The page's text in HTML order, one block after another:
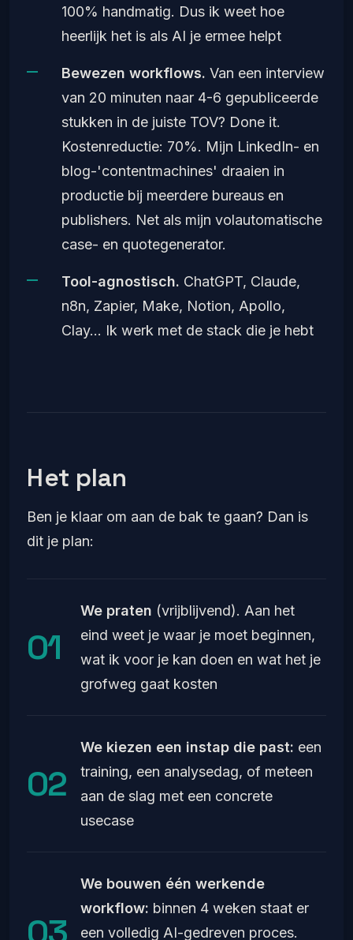
100% handmatig. Dus ik weet hoe
heerlijk het is als AI je ermee helpt
Bewezen workflows.Van een interview
van 20 minuten naar 4-6 gepubliceerde
stukken in de juiste TOV? Done it.
Kostenreductie: 70%. Mijn LinkedIn- en
blog-'contentmachines' draaien in
productie bij meerdere bureaus en
publishers. Net als mijn volautomatische
case- en quotegenerator.
Tool-agnostisch. ChatGPT, Claude,
n8n, Zapier, Make, Notion, Apollo,
Clay... Ik werk met de stack die je hebt
Het plan
Ben je klaar om aan de bak te gaan? Dan is
dit je plan:
We praten (vrijblijvend). Aan het
eind weet je waar je moet beginnen,
wat ik voor je kan doen en wat het je
grofweg gaat kosten
We kiezen een instap die past: een
training, een analysedag, of meteen
aan de slag met een concrete
usecase
We bouwen één werkende
workflow: binnen 4 weken staat er
een volledig AI-gedreven proces.